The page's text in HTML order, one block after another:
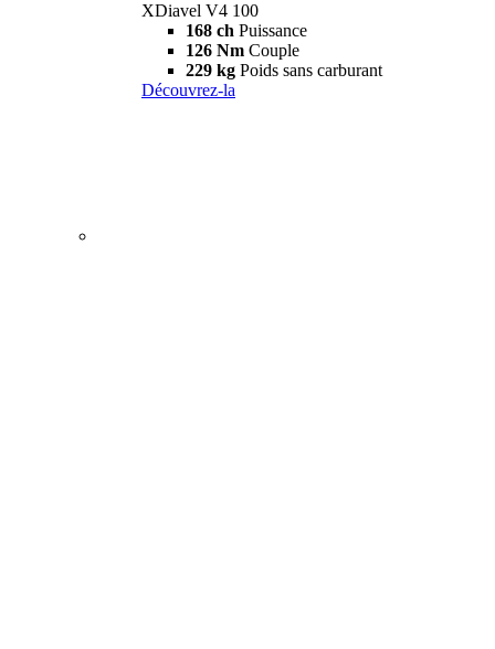
XDiavel V4 100
168 ch Puissance
126 Nm Couple
229 kg Poids sans carburant
Découvrez-la